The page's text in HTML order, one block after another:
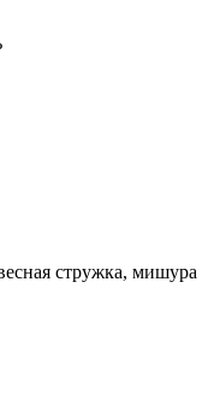
стружка, мишура